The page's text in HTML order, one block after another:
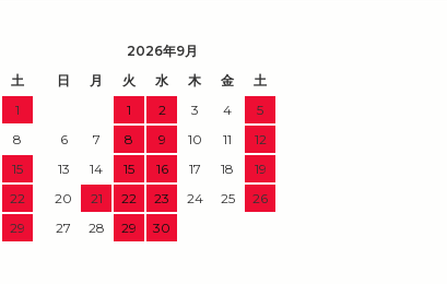
土
1
8
15
22
29
2026年9月
日
月 火 水 木 金
土
1
2 3 4
5
6
7 8 9 10 11
12
13
14 15 16 17 18
19
20
21 22 23 24 25
26
27
28 29 30